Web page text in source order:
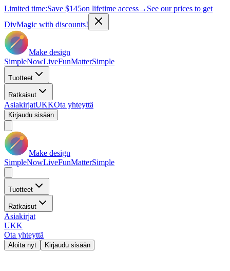
Limited time:Save $145on lifetime access→ See our prices to get
DivMagic with discounts!
Make design
SimpleNowLiveFunMatterSimple
Tuotteet
Ratkaisut
AsiakirjatUKKOta yhteyttä
Kirjaudu sisään
Make design
SimpleNowLiveFunMatterSimple
Tuotteet
Ratkaisut
Asiakirjat
UKK
Ota yhteyttä
Aloita nyt Kirjaudu sisään